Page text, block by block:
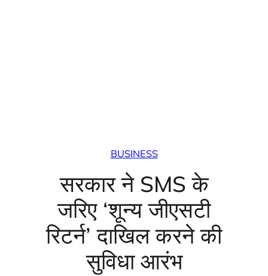
BUSINESS
सरकार ने SMS के
जरिए ‘शून्‍य जीएसटी
रिटर्न’ दाखिल करने की
सुविधा आरंभ